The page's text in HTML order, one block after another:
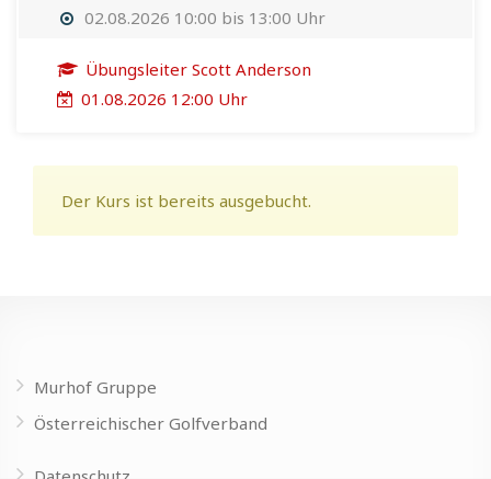
02.08.2026 10:00 bis 13:00 Uhr
Übungsleiter Scott Anderson
01.08.2026 12:00 Uhr
Der Kurs ist bereits ausgebucht.
Murhof Gruppe
Österreichischer Golfverband